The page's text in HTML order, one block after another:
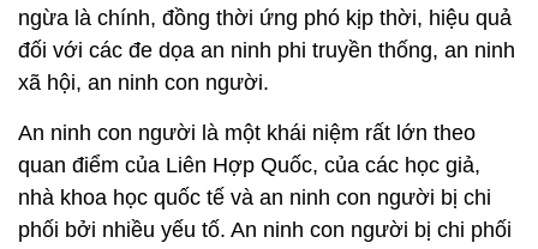
ngừa là chính, đồng thời ứng phó kịp thời, hiệu quả
đối với các đe dọa an ninh phi truyền thống, an ninh
xã hội, an ninh con người.
An ninh con người là một khái niệm rất lớn theo
quan điểm của Liên Hợp Quốc, của các học giả,
nhà khoa học quốc tế và an ninh con người bị chi
phối bởi nhiều yếu tố. An ninh con người bị chi phối